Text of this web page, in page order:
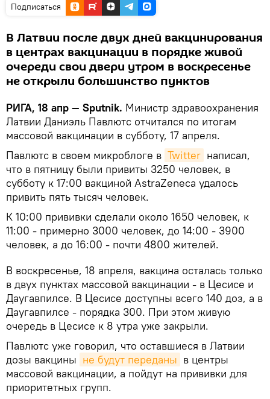
Подписаться
В Латвии после двух дней вакцинирования
в центрах вакцинации в порядке живой
очереди свои двери утром в воскресенье
не открыли большинство пунктов
РИГА, 18 апр — Sputnik. Министр здравоохранения
Латвии Даниэль Павлютс отчитался по итогам
массовой вакцинации в субботу, 17 апреля.
Павлютс в своем микроблоге в Twitter написал,
что в пятницу были привиты 3250 человек, в
субботу к 17:00 вакциной AstraZeneca удалось
привить пять тысяч человек.
К 10:00 прививки сделали около 1650 человек, к
11:00 - примерно 3000 человек, до 14:00 - 3900
человек, а до 16:00 - почти 4800 жителей.
В воскресенье, 18 апреля, вакцина осталась только
в двух пунктах массовой вакцинации - в Цесисе и
Даугавпилсе. В Цесисе доступны всего 140 доз, а в
Даугавпилсе - порядка 300. При этом живую
очередь в Цесисе к 8 утра уже закрыли.
​Павлютс уже говорил, что оставшиеся в Латвии
дозы вакцины не будут переданы в центры
массовой вакцинации, а пойдут на прививки для
приоритетных групп.